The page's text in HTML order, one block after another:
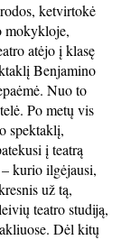
ketvirtokė
mokykloje,
atėjo į klasę
Benjamino
Nuo to
Po metų vis
spektaklį,
į teatrą
kurio ilgėjausi,
už tą,
teatro studiją,
Dėl kitų